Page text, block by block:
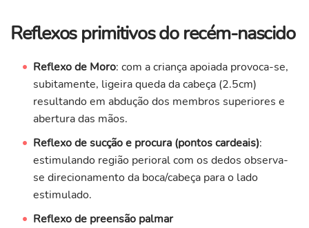
Reflexos primitivos do recém-nascido
Reflexo de Moro: com a criança apoiada provoca-se,
subitamente, ligeira queda da cabeça (2.5cm)
resultando em abdução dos membros superiores e
abertura das mãos.
Reflexo de sucção e procura (pontos cardeais):
estimulando região perioral com os dedos observa-
se direcionamento da boca/cabeça para o lado
estimulado.
Reflexo de preensão palmar